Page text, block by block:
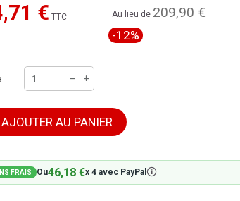
€ TTC
cher ailleurs ? Au lieu de209,90 €
-12%
AJOUTER AU PANIER
FRAIS Ou46,18 €x 4 avec PayPal🛈